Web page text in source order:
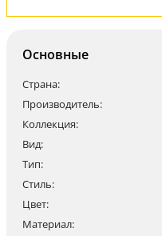
Основные
Страна:
Производитель:
Коллекция:
Вид:
Тип:
Стиль:
Цвет:
Материал: